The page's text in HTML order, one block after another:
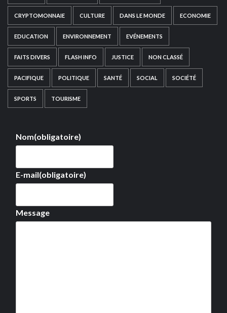
CRYPTOMONNAIE CULTURE DANS LE MONDE ECONOMIE
EDUCATION ENVIRONNEMENT EVÉNEMENTS
FAITS DIVERS FLASH INFO JUSTICE NON CLASSÉ
PACIFIQUE POLITIQUE SANTÉ SOCIAL SOCIÉTÉ
SPORTS TOURISME
Nom(obligatoire)
E-mail(obligatoire)
Message